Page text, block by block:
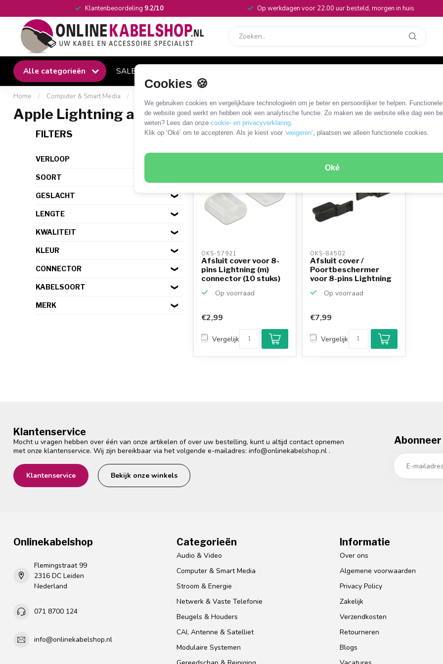
Cookies 🍪
We gebruiken cookies en vergelijkbare technologieën om je beter en persoonlijker te helpen.
de website goed werkt en hebben ook een analytische functie. Zo maken we de website elke dag een
weten? Lees dan onze cookie- en privacyverklaring.
Klik op ‘Oké’ om te accepteren. Als je kiest voor ‘weigeren’, plaatsen we alleen functionele cookies.
Oké
Klantenbeoordeling 9.2/10 Op werkdagen voor 22.00 uur besteld, morgen in huis
Alle categorieën SALE
Home / Computer & Smart Media /
Apple Lightning afsluitcovers
FILTERS
VERLOOP
SOORT
GESLACHT
LENGTE
KWALITEIT
KLEUR
CONNECTOR
KABELSOORT
MERK
2 PRODUCTEN
OKS-57921
Afsluit cover voor 8-
pins Lightning (m)
connector (10 stuks)
Op voorraad
€2,99
Vergelijk
OKS-84502
Afsluit cover /
Poortbeschermer
voor 8-pins Lightning
Op voorraad
€7,99
Vergelijk
Klantenservice
Mocht u vragen hebben over één van onze artikelen of over uw bestelling, kunt u altijd contact opnemen
met onze klantenservice. Wij zijn bereikbaar via het volgende e-mailadres: info@onlinekabelshop.nl .
Klantenservice Bekijk onze winkels
Onlinekabelshop
Flemingstraat 99
2316 DC Leiden
Nederland
071 8700 124
info@onlinekabelshop.nl
Categorieën
Audio & Video
Computer & Smart Media
Stroom & Energie
Netwerk & Vaste Telefonie
Beugels & Houders
CAI, Antenne & Satelliet
Modulaire Systemen
Informatie
Over ons
Algemene voorwaarden
Privacy Policy
Zakelijk
Verzendkosten
Retourneren
Blogs